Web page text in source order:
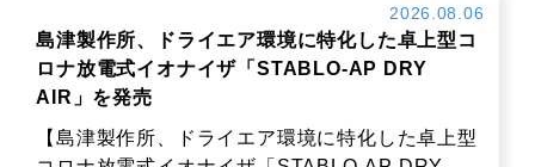
2026.08.06
島津製作所、ドライエア環境に特化した卓上型コ
ロナ放電式イオナイザ「STABLO-AP DRY
AIR」を発売
【島津製作所、ドライエア環境に特化した卓上型